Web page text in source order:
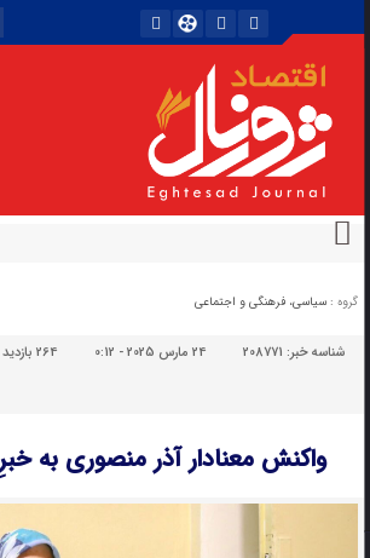
گروه : سیاسی، فرهنگی و اجتماعی
شناسه خبر:208771 24 مارس 2025 - 0:12 264 بازدید
واکنش معنادار آذر منصوری به